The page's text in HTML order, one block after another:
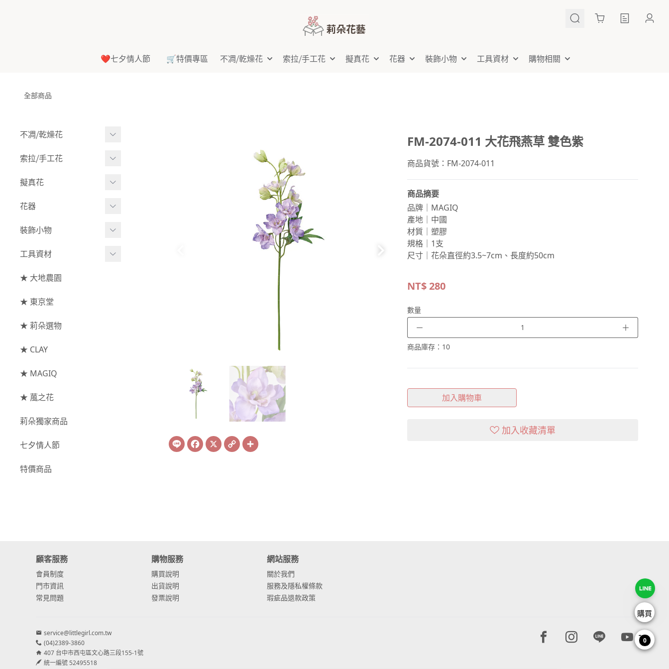
Cart
❤️七夕情人節 🛒特價專區 不凋⧸乾燥花 索拉⧸手工花 擬真花 花器 裝飾小物 工具資材 購物相關
全部商品
不凋⧸乾燥花
多色組合
- 其他
玫瑰
大玫瑰
- 迷你玫瑰
- 庭園玫瑰
- 其他玫瑰
主花
菊花
-
蘭花⧸大理花
康乃馨
- 日本繡球花
- 重瓣繡球花
- 其他繡球花
- 滿天星⧸木滿天星
- 黑種草⧸東方黑種
索拉⧸手工花
索拉花(有花莖)
- 莉朵獨家水染
- 大地農園
索拉花(僅花頭)
原色
擬真花
盆栽⧸成品
綜合花束
葉材⧸藤蔓
枝條
果實
花器
小型花器
中大型花器
捧花架⧸吊架
藤圈⧸注連繩
提籃
裝飾小物
裝飾⧸擺飾
花插
工具資材
工具⧸型錄
資材
★ 大地農園
★ 東京堂
★ 莉朵選物
★ CLAY
★ MAGIQ
★ 葻之花
莉朵獨家商品
七夕情人節
特價商品
Line Facebook
X Copy
Link
FM-2074-011 大花飛燕草 雙色紫
商品貨號：FM-2074-011
商品摘要
品牌｜MAGIQ
產地｜中國
材質｜塑膠
規格｜1支
尺寸｜花朵直徑約3.5~7cm、長度約50cm
NT$280
數量
－ ＋
商品庫存： 10
加入購物車
加入收藏清單
顧客服務
會員制度
門市資訊
常見問題
購物服務
購買說明
出貨說明
發票說明
網站服務
關於我們
服務及隱私權條款
瑕疵品退款政策
service@littlegirl.com.tw
(04)2389-3860
407 台中市西屯區文心路三段155-1號
統一編號 52495518
Facebook page
Instagram page
Line pageYoutube
購買
0